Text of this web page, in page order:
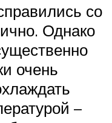
со
Однако
очень
–